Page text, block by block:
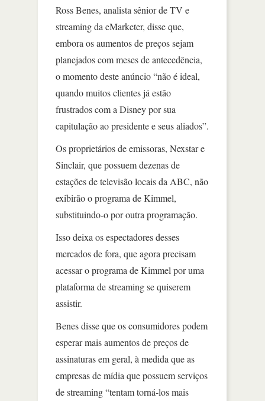
Ross Benes, analista sênior de TV e
streaming da eMarketer, disse que,
embora os aumentos de preços sejam
planejados com meses de antecedência,
o momento deste anúncio “não é ideal,
quando muitos clientes já estão
frustrados com a Disney por sua
capitulação ao presidente e seus aliados”.
Os proprietários de emissoras, Nexstar e
Sinclair, que possuem dezenas de
estações de televisão locais da ABC, não
exibirão o programa de Kimmel,
substituindo-o por outra programação.
Isso deixa os espectadores desses
mercados de fora, que agora precisam
acessar o programa de Kimmel por uma
plataforma de streaming se quiserem
assistir.
Benes disse que os consumidores podem
esperar mais aumentos de preços de
assinaturas em geral, à medida que as
empresas de mídia que possuem serviços
de streaming “tentam torná-los mais